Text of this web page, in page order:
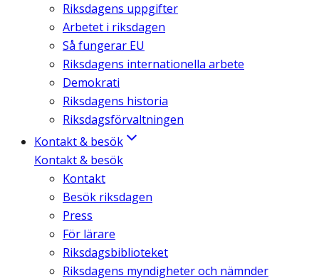
Riksdagens uppgifter
Arbetet i riksdagen
Så fungerar EU
Riksdagens internationella arbete
Demokrati
Riksdagens historia
Riksdagsförvaltningen
Kontakt & besök
Kontakt & besök
Kontakt
Besök riksdagen
Press
För lärare
Riksdagsbiblioteket
Riksdagens myndigheter och nämnder